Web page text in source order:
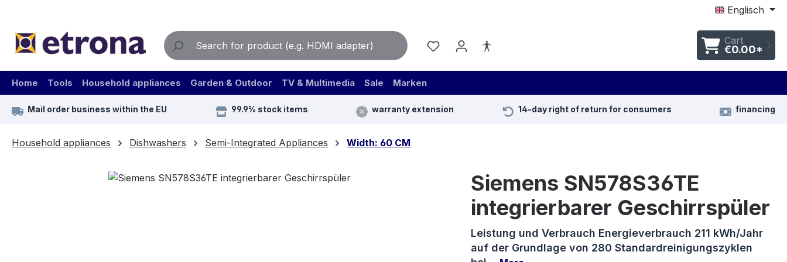
Englisch
Cart
€0.00*
Home Tools Household appliances Garden & Outdoor TV & Multimedia Sale Marken
Mail order business within the EU 99.9% stock items warranty extension 14-day right of return for consumers financing
Household appliances Dishwashers Semi-Integrated Appliances Width: 60 CM
Siemens SN578S36TE
integrierbarer Geschirrspüler
Leistung und Verbrauch Energieverbrauch 211 kWh/Jahr
auf der Grundlage von 280 Standardreinigungszyklen